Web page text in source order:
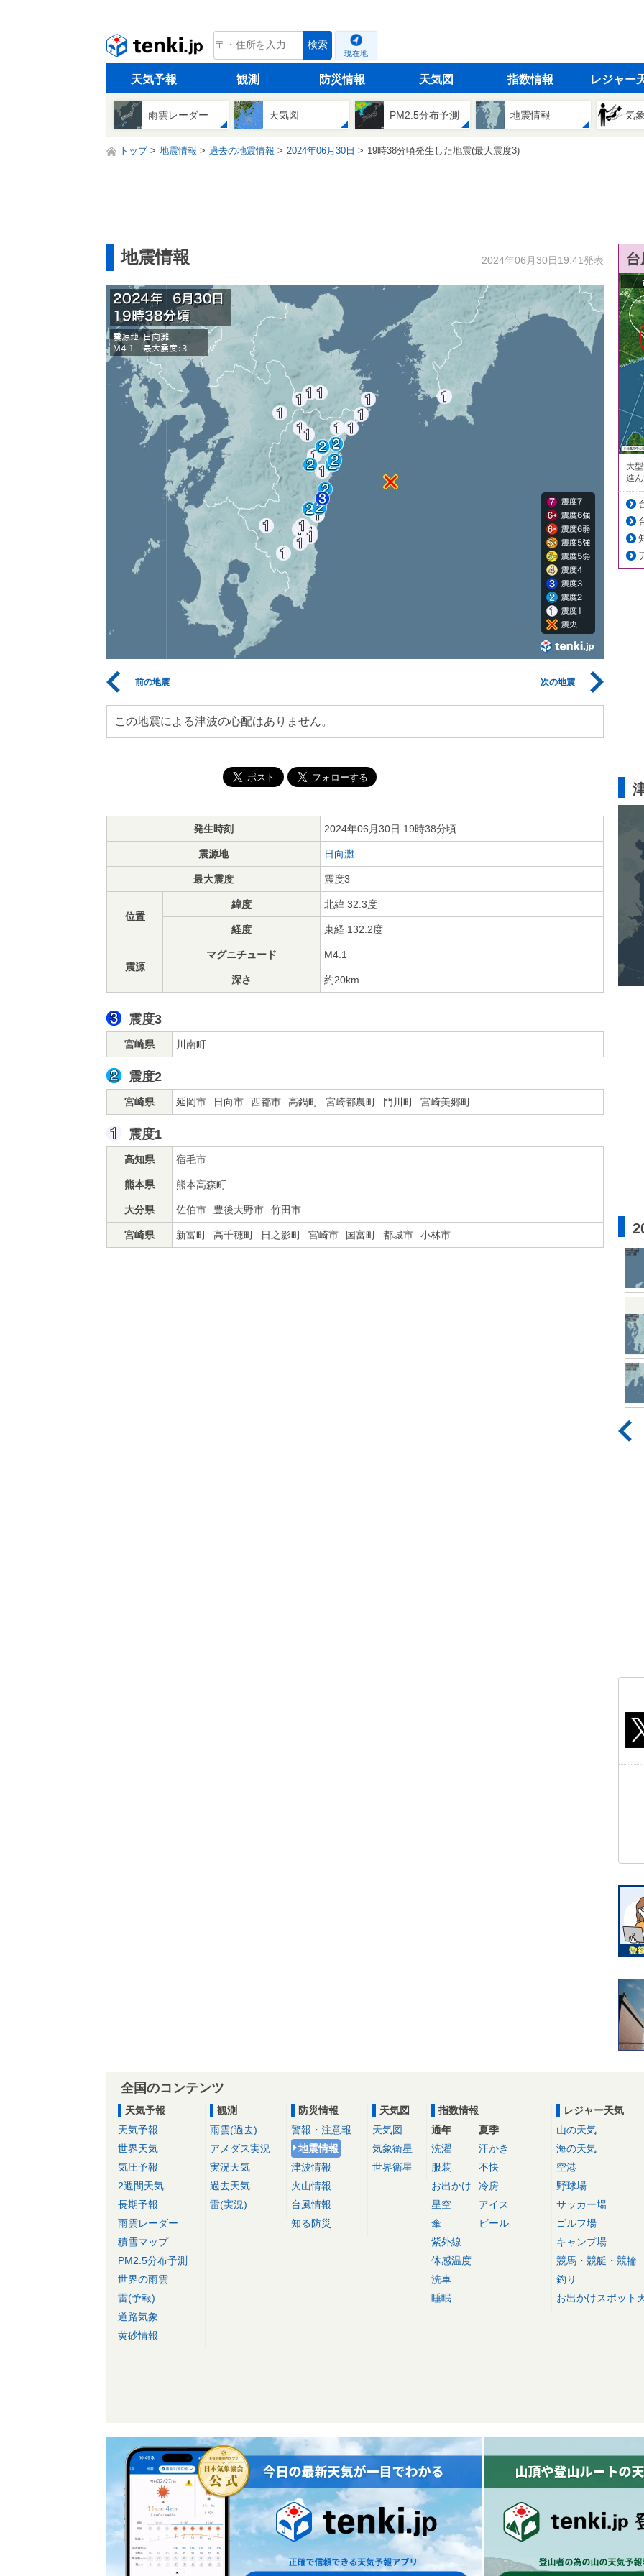
tenki.jp 検索
現在地
天気予報 観測 防災情報 天気図 指数情報 レジャー
雨雲レーダー 天気図 PM2.5分布予測 地震情報 気
トップ 地震情報 過去の地震情報 2024年06月30日 19時38分頃発生した地震(最大震度3)
地震情報 2024年06月30日19:41発表
前の地震 次の地震
この地震による津波の心配はありません。
発生時刻 2024年06月30日 19時38分頃
震源地 日向灘
最大震度 震度3
位置
緯度 北緯 32.3度
経度 東経 132.2度
震源
マグニチュード M4.1
深さ 約20km
震度3
宮崎県 川南町
震度2
宮崎県 延岡市 日向市 西都市 高鍋町 宮崎都農町 門川町 宮崎美郷町
震度1
高知県 宿毛市
熊本県 熊本高森町
大分県 佐伯市 豊後大野市 竹田市
宮崎県 新富町 高千穂町 日之影町 宮崎市 国富町 都城市 小林市
大
進
全国のコンテンツ
天気予報
天気予報
世界天気
気圧予報
2週間天気
長期予報
雨雲レーダー
積雪マップ
PM2.5分布予測
世界の雨雲
雷(予報)
道路気象
黄砂情報
観測
雨雲(過去)
アメダス実況
実況天気
過去天気
雷(実況)
防災情報
警報・注意報
地震情報
津波情報
火山情報
台風情報
知る防災
天気図
天気図
気象衛星
世界衛星
指数情報
通年
洗濯
服装
お出かけ
星空
傘
紫外線
体感温度
洗車
睡眠
夏季
汗かき
不快
冷房
アイス
ビール
レジャー天気
山の天気
海の天気
空港
野球場
サッカー場
ゴルフ場
キャンプ場
競馬・競艇・競輪
釣り
お出かけスポット